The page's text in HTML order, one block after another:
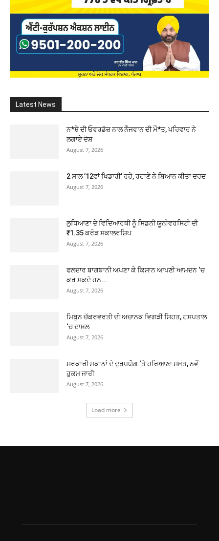
Latest News
ਨ*ਸ਼ੇ ਦੀ ਓਵਰਡੋਜ਼ ਨਾਲ ਨੌਜਵਾਨ ਦੀ ਮੌ*ਤ, ਪਰਿਵਾਰ ਨੇ
ਲਗਾਏ ਦੋਸ਼
August 7, 2026
2 ਸਾਲ ’12ਵਾਂ ਖਿਡਾਰੀ’ ਰਹੇ, ਰਹਾਣੇ ਨੇ ਬਿਆਨ ਕੀਤਾ ਦਰਦ
August 7, 2026
ਲੁਧਿਆਣਾ ਦੇ ਵਿਦਿਆਰਥੀ ਨੂੰ ਸਿਡਨੀ ਯੂਨੀਵਰਸਿਟੀ ਦੀ
₹1.35 ਕਰੋੜ ਸਕਾਲਰਸ਼ਿਪ
August 7, 2026
ਫਲਦਾਰ ਬਾਗਬਾਨੀ ਅਪਣਾ ਕੇ ਕਿਸਾਨ ਆਪਣੀ ਆਮਦਨ ‘ਚ
ਕਰ ਸਕਦੇ ਹਨ...
August 7, 2026
ਮਿਥੁਨ ਚੱਕਰਵਰਤੀ ਦੀ ਅਚਾਨਕ ਵਿਗੜੀ ਸਿਹਤ, ਹਸਪਤਾਲ
‘ਚ ਦਾਖ਼ਲ
August 7, 2026
ਸਰਕਾਰੀ ਮਕਾਨਾਂ ਦੇ ਦੁਰਪਯੋਗ ‘ਤੇ ਹਰਿਆਣਾ ਸਖ਼ਤ, ਨਵੇਂ
ਹੁਕਮ ਜਾਰੀ
August 7, 2026
Load more